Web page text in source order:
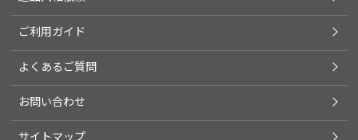
ご利用ガイド
よくあるご質問
お問い合わせ
サイトマップ